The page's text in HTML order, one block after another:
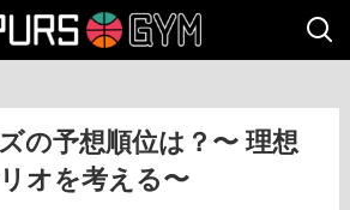
の予想順位は？〜 理想
オを考える〜